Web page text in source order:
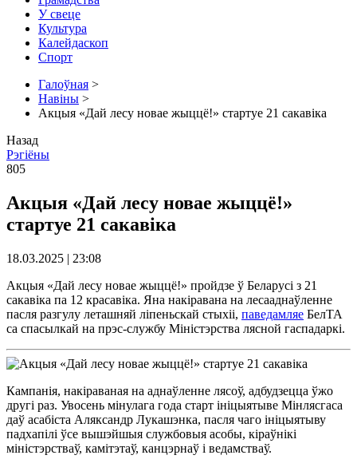
У свеце
Культура
Калейдаскоп
Спорт
Галоўная >
Навіны >
Акцыя «Дай лесу новае жыццё!» стартуе 21 сакавіка
Назад
Рэгіёны
805
Акцыя «Дай лесу новае жыццё!»
стартуе 21 сакавіка
18.03.2025 | 23:08
Акцыя «Дай лесу новае жыццё!» пройдзе ў Беларусі з 21
сакавіка па 12 красавіка. Яна накіравана на лесааднаўленне
пасля разгулу леташняй ліпеньскай стыхіі, паведамляе БелТА
са спасылкай на прэс-службу Міністэрства лясной гаспадаркі.
Кампанія, накіраваная на аднаўленне лясоў, адбудзецца ўжо
другі раз. Увосень мінулага года старт ініцыятыве Мінлясгаса
даў асабіста Аляксандр Лукашэнка, пасля чаго ініцыятыву
падхапілі ўсе вышэйшыя службовыя асобы, кіраўнікі
міністэрстваў, камітэтаў, канцэрнаў і ведамстваў.